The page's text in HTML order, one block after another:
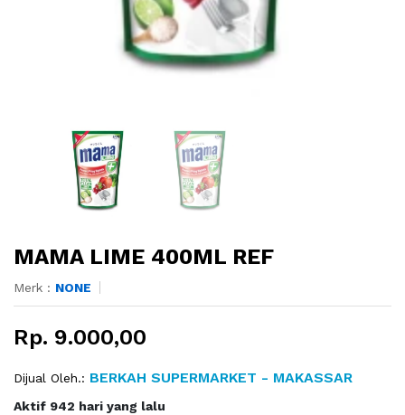
MAMA LIME 400ML REF
Merk : NONE
Rp. 9.000,00
Dijual Oleh.: BERKAH SUPERMARKET - MAKASSAR
Aktif 942 hari yang lalu